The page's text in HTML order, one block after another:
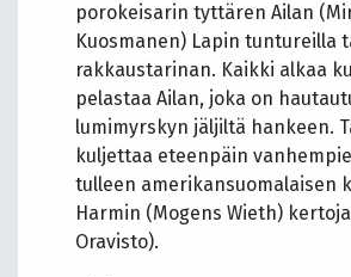
porokeisarin tyttären Ailan
Kuosmanen) Lapin tuntureilla
rakkaustarinan. Kaikki alkaa
pelastaa Ailan, joka on
lumimyrskyn jäljiltä hankeen.
kuljettaa eteenpäin
tulleen amerikansuomalaisen
Harmin (Mogens Wieth)
Oravisto).